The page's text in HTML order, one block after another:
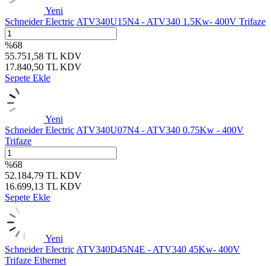
Yeni
Schneider Electric ATV340U15N4 - ATV340 1.5Kw- 400V Trifaze
%68
55.751,58 TL KDV
17.840,50 TL KDV
Sepete Ekle
Yeni
Schneider Electric ATV340U07N4 - ATV340 0.75Kw - 400V
Trifaze
%68
52.184,79 TL KDV
16.699,13 TL KDV
Sepete Ekle
Yeni
Schneider Electric ATV340D45N4E - ATV340 45Kw- 400V
Trifaze Ethernet